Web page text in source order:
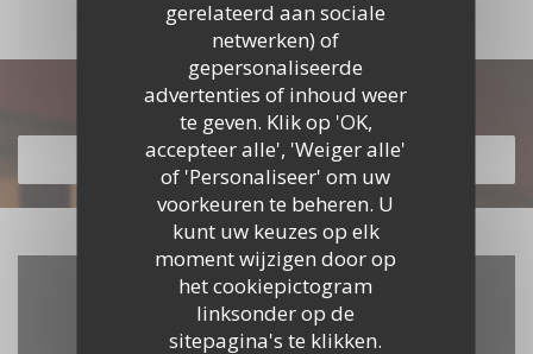
gerelateerd aan sociale
netwerken) of
gepersonaliseerde
advertenties of inhoud weer
te geven. Klik op 'OK,
accepteer alle', 'Weiger alle'
of 'Personaliseer' om uw
voorkeuren te beheren. U
kunt uw keuzes op elk
moment wijzigen door op
het cookiepictogram
linksonder op de
sitepagina's te klikken.
Ontdek ons menu
ONTDEK ONS MENU